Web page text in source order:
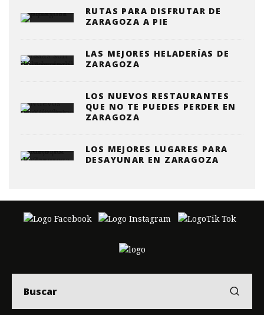
RUTAS PARA DISFRUTAR DE
ZARAGOZA A PIE
LAS MEJORES HELADERÍAS DE
ZARAGOZA
LOS NUEVOS RESTAURANTES
QUE NO TE PUEDES PERDER EN
ZARAGOZA
LOS MEJORES LUGARES PARA
DESAYUNAR EN ZARAGOZA